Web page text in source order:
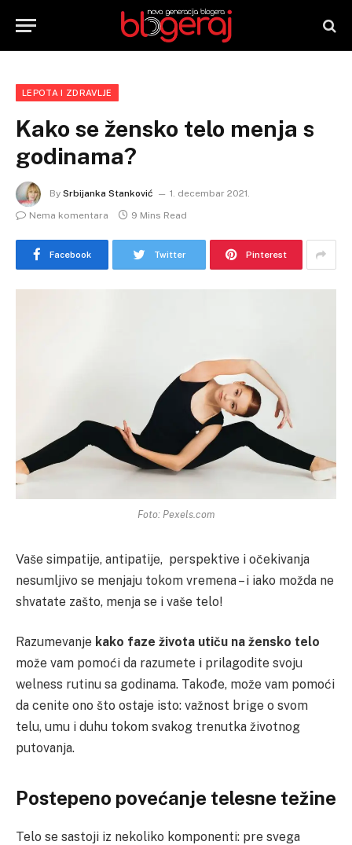
LEPOTA I ZDRAVLJE
Kako se žensko telo menja s
godinama?
By Srbijanka Stanković
1. decembar 2021.
Nema komentara
9 Mins Read
Facebook Twitter Pinterest
Foto: Pexels.com
Vaše simpatije, antipatije, perspektive i očekivanja
nesumljivo se menjaju tokom vremena – i iako možda ne
shvatate zašto, menja se i vaše telo!
Razumevanje kako faze života utiču na žensko telo
može vam pomoći da razumete i prilagodite svoju
welness rutinu sa godinama. Takođe, može vam pomoći
da cenite ono što ostaje isto: važnost brige o svom
telu, umu i duhu tokom svakog trenutka životnog
putovanja.
Postepeno povećanje telesne težine
Telo se sastoji iz nekoliko komponenti: pre svega